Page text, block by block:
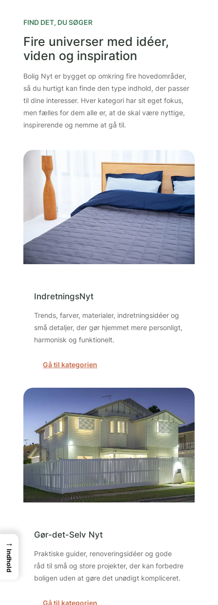
FIND DET, DU SØGER
Fire universer med idéer,
viden og inspiration
Bolig Nyt er bygget op omkring fire hovedområder,
så du hurtigt kan finde den type indhold, der passer
til dine interesser. Hver kategori har sit eget fokus,
men fælles for dem alle er, at de skal være nyttige,
inspirerende og nemme at gå til.
IndretningsNyt
Trends, farver, materialer, indretningsidéer og
små detaljer, der gør hjemmet mere personligt,
harmonisk og funktionelt.
Gå til kategorien
Gør-det-Selv Nyt
Praktiske guider, renoveringsidéer og gode
råd til små og store projekter, der kan forbedre
boligen uden at gøre det unødigt kompliceret.
Gå til kategorien
→
Indhold